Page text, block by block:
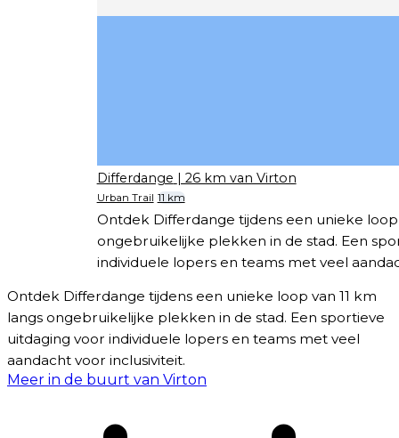
Differdange | 26 km van Virton
Urban Trail 11 km
Ontdek Differdange tijdens een unieke loop
ongebruikelijke plekken in de stad. Een
individuele lopers en teams met veel
Ontdek Differdange tijdens een unieke loop van 11 km
langs ongebruikelijke plekken in de stad. Een sportieve
uitdaging voor individuele lopers en teams met veel
aandacht voor inclusiviteit.
Meer in de buurt van Virton